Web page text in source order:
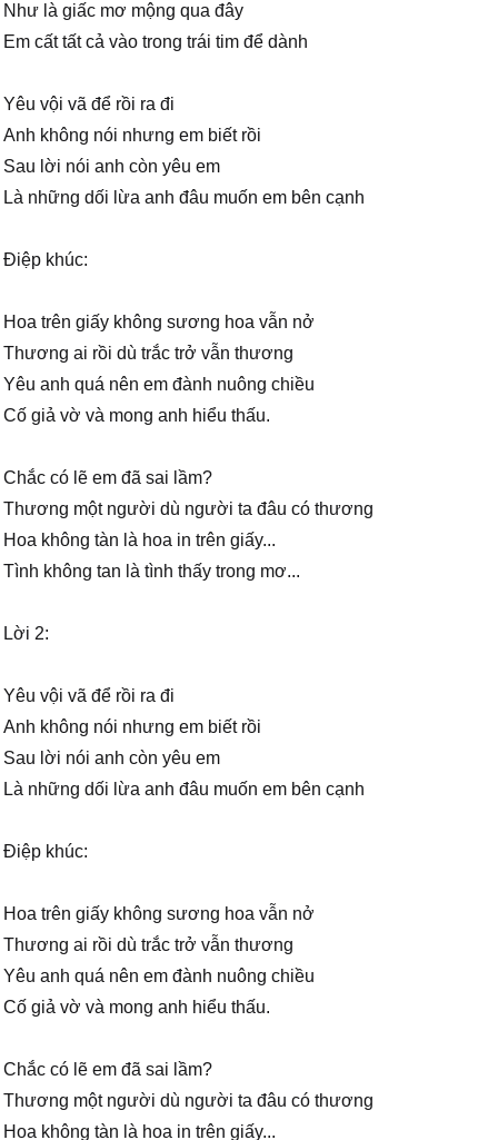
Như là giấc mơ mộng qua đây
Em cất tất cả vào trong trái tim để dành
Yêu vội vã để rồi ra đi
Anh không nói nhưng em biết rồi
Sau lời nói anh còn yêu em
Là những dối lừa anh đâu muốn em bên cạnh
Điệp khúc:
Hoa trên giấy không sương hoa vẫn nở
Thương ai rồi dù trắc trở vẫn thương
Yêu anh quá nên em đành nuông chiều
Cố giả vờ và mong anh hiểu thấu.
Chắc có lẽ em đã sai lầm?
Thương một người dù người ta đâu có thương
Hoa không tàn là hoa in trên giấy...
Tình không tan là tình thấy trong mơ...
Lời 2:
Yêu vội vã để rồi ra đi
Anh không nói nhưng em biết rồi
Sau lời nói anh còn yêu em
Là những dối lừa anh đâu muốn em bên cạnh
Điệp khúc:
Hoa trên giấy không sương hoa vẫn nở
Thương ai rồi dù trắc trở vẫn thương
Yêu anh quá nên em đành nuông chiều
Cố giả vờ và mong anh hiểu thấu.
Chắc có lẽ em đã sai lầm?
Thương một người dù người ta đâu có thương
Hoa không tàn là hoa in trên giấy...